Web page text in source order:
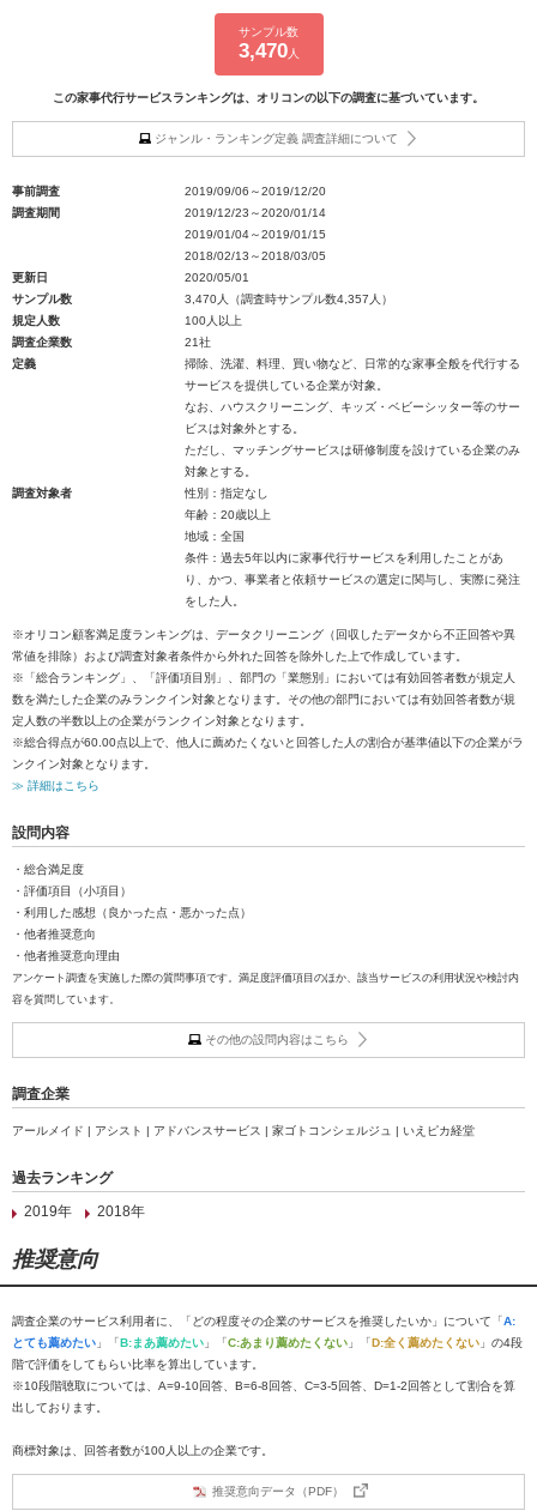
サンプル数
3,470人
この家事代行サービスランキングは、オリコンの以下の調査に基づいています。
ジャンル・ランキング定義 調査詳細について
事前調査
2019/09/06～2019/12/20
調査期間
2019/12/23～2020/01/14
2019/01/04～2019/01/15
2018/02/13～2018/03/05
更新日
2020/05/01
サンプル数
3,470人（調査時サンプル数4,357人）
規定人数
100人以上
調査企業数
21社
定義
掃除、洗濯、料理、買い物など、日常的な家事全般を代行する
サービスを提供している企業が対象。
なお、ハウスクリーニング、キッズ・ベビーシッター等のサー
ビスは対象外とする。
ただし、マッチングサービスは研修制度を設けている企業のみ
対象とする。
調査対象者
性別：指定なし
年齢：20歳以上
地域：全国
条件：過去5年以内に家事代行サービスを利用したことがあ
り、かつ、事業者と依頼サービスの選定に関与し、実際に発注
をした人。
※オリコン顧客満足度ランキングは、データクリーニング（回収したデータから不正回答や異
常値を排除）および調査対象者条件から外れた回答を除外した上で作成しています。
※「総合ランキング」、「評価項目別」、部門の「業態別」においては有効回答者数が規定人
数を満たした企業のみランクイン対象となります。その他の部門においては有効回答者数が規
定人数の半数以上の企業がランクイン対象となります。
※総合得点が60.00点以上で、他人に薦めたくないと回答した人の割合が基準値以下の企業がラ
ンクイン対象となります。
≫ 詳細はこちら
設問内容
・総合満足度
・評価項目（小項目）
・利用した感想（良かった点・悪かった点）
・他者推奨意向
・他者推奨意向理由
アンケート調査を実施した際の質問事項です。満足度評価項目のほか、該当サービスの利用状況や検討内
容を質問しています。
その他の設問内容はこちら
調査企業
アールメイド | アシスト | アドバンスサービス | 家ゴトコンシェルジュ | いえピカ経堂
過去ランキング
2019年
2018年
推奨意向
調査企業のサービス利用者に、「どの程度その企業のサービスを推奨したいか」について「A:
とても薦めたい 」「B:まあ薦めたい 」「C:あまり薦めたくない 」「D:全く薦めたくない 」の4段
階で評価をしてもらい比率を算出しています。
※10段階聴取については、A=9-10回答、B=6-8回答、C=3-5回答、D=1-2回答として割合を算
出しております。
商標対象は、回答者数が100人以上の企業です。
推奨意向データ（PDF）